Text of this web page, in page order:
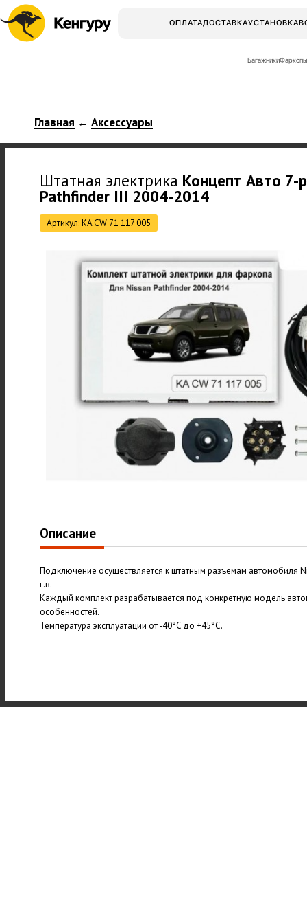
ОПЛАТАДОСТАВКАУСТАНОВКА
БагажникиФаркопы
Главная ← Аксессуары
Штатная электрика Концепт Авто 7-
Pathfinder III 2004-2014
Артикул: KA CW 71 117 005
Описание
Подключение осуществляется к штатным разъемам автомобиля
г.в.
Каждый комплект разрабатывается под конкретную модель
особенностей.
Температура эксплуатации от -40°C до +45°C.